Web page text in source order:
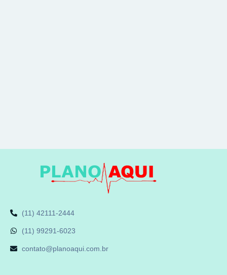
(11) 42111-2444
(11) 99291-6023
contato@planoaqui.com.br